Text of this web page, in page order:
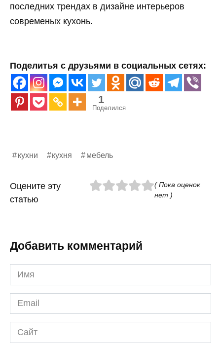
последних трендах в дизайне интерьеров
современых кухонь.
Поделитья с друзьями в социальных сетях:
1
Поделился
кухни кухня мебель
Оцените эту
статью
( Пока оценок
нет )
Добавить комментарий
Имя
*
Email
*
Сайт